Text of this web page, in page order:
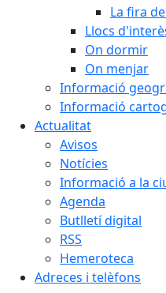
La fira
Llocs
On dormir
On menjar
Informació
Informació
Actualitat
Avisos
Notícies
Informació a la
Agenda
Butlletí digital
RSS
Hemeroteca
Adreces i telèfons